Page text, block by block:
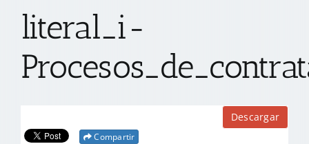
CONTACTO
literal_i-
Descargar
Compartir